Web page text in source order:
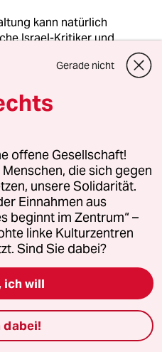
kann natürlich
Israel-Kritiker und
die Israel jetzt einen
in Gaza (oder die
in den Westbanks)
Dennoch sehe ich
keine
als das zu
unsere
bisher dazu
hat.
Uhr
Solidarität mit
und das
Gerade nicht
offene Gesellschaft!
die sich gegen
unsere Solidarität.
Einnahmen aus
beginnt im Zentrum“ –
linke Kulturzentren
Sind Sie dabei?
ich will
dabei!